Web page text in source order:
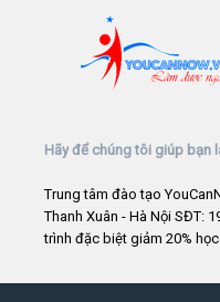
Hãy để chúng tôi giúp bạn
Trung tâm đào tạo
Thanh Xuân - Hà Nội SĐT:
trình đặc biệt giảm 20%